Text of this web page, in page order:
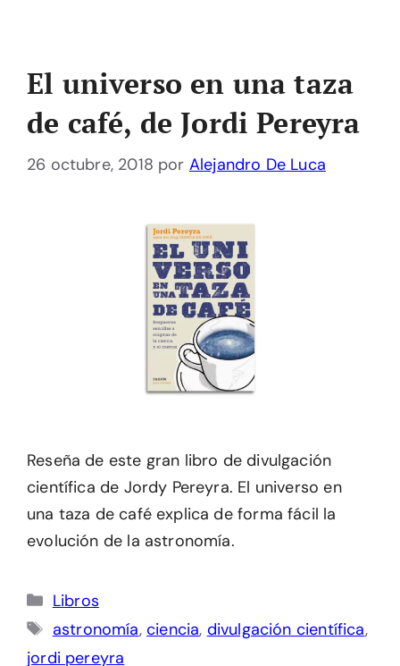
El universo en una taza
de café, de Jordi Pereyra
26 octubre, 2018 por Alejandro De Luca
Reseña de este gran libro de divulgación
científica de Jordy Pereyra. El universo en
una taza de café explica de forma fácil la
evolución de la astronomía.
Categorías
Libros
Etiquetas
astronomía, ciencia, divulgación científica,
jordi pereyra